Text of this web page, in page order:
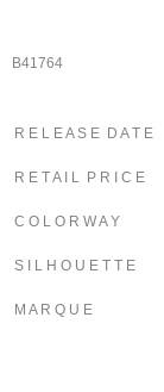
B41764
R E L E A S E D A T E
R E T A I L P R I C E
C O L O R W A Y
S I L H O U E T T E
M A R Q U E